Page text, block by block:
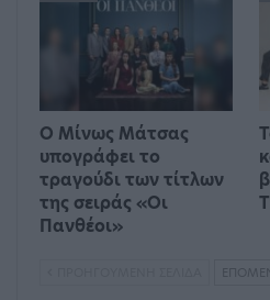
Ο Μίνως Μάτσας
υπογράφει το
τραγούδι των τίτλων
της σειράς «Οι
Πανθέοι»